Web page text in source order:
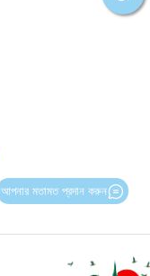
আপনার মতামত প্রদান করুন